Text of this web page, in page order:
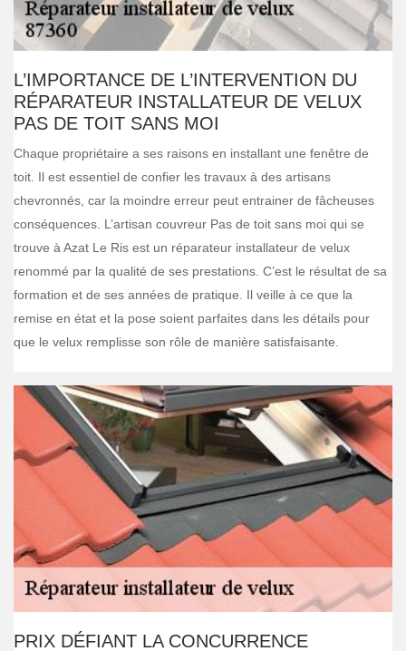
L’IMPORTANCE DE L’INTERVENTION DU
RÉPARATEUR INSTALLATEUR DE VELUX
PAS DE TOIT SANS MOI
Chaque propriétaire a ses raisons en installant une fenêtre de
toit. Il est essentiel de confier les travaux à des artisans
chevronnés, car la moindre erreur peut entrainer de fâcheuses
conséquences. L’artisan couvreur Pas de toit sans moi qui se
trouve à Azat Le Ris est un réparateur installateur de velux
renommé par la qualité de ses prestations. C’est le résultat de sa
formation et de ses années de pratique. Il veille à ce que la
remise en état et la pose soient parfaites dans les détails pour
que le velux remplisse son rôle de manière satisfaisante.
PRIX DÉFIANT LA CONCURRENCE